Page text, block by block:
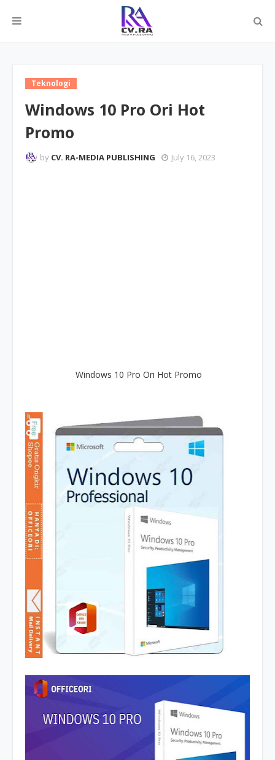
Teknologi
Windows 10 Pro Ori Hot
Promo
by CV. RA-MEDIA PUBLISHING July 16, 2023
Windows 10 Pro Ori Hot Promo
https://shope.ee/7A9pT9Yp0T